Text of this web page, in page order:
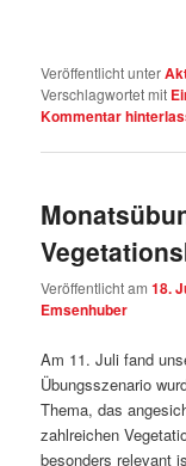
Veröffentlicht unter
Verschlagwortet mit
Kommentar
Veröffentlicht am18.
Emsenhuber
Am 11. Juli fand
Übungsszenario
Thema, das
zahlreichen
besonders relevant